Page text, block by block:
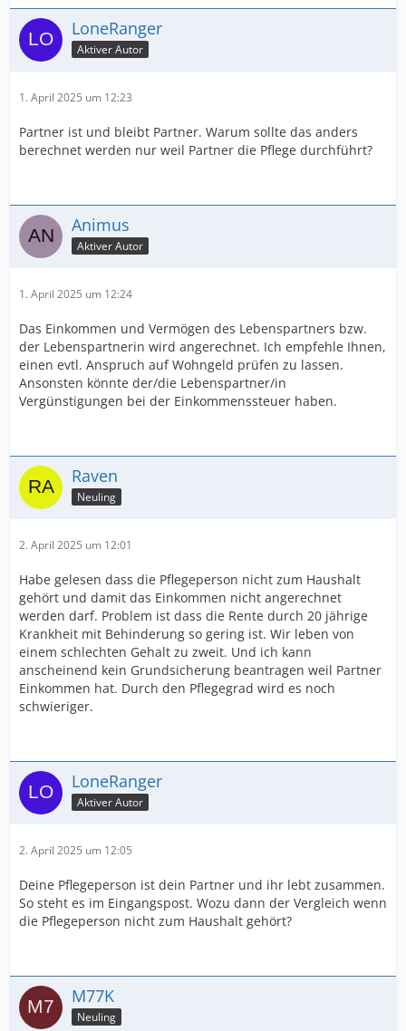
LoneRanger
Aktiver Autor
1. April 2025 um 12:23
Partner ist und bleibt Partner. Warum sollte das anders
berechnet werden nur weil Partner die Pflege durchführt?
Animus
Aktiver Autor
1. April 2025 um 12:24
Das Einkommen und Vermögen des Lebenspartners bzw.
der Lebenspartnerin wird angerechnet. Ich empfehle Ihnen,
einen evtl. Anspruch auf Wohngeld prüfen zu lassen.
Ansonsten könnte der/die Lebenspartner/in
Vergünstigungen bei der Einkommenssteuer haben.
Raven
Neuling
2. April 2025 um 12:01
Habe gelesen dass die Pflegeperson nicht zum Haushalt
gehört und damit das Einkommen nicht angerechnet
werden darf. Problem ist dass die Rente durch 20 jährige
Krankheit mit Behinderung so gering ist. Wir leben von
einem schlechten Gehalt zu zweit. Und ich kann
anscheinend kein Grundsicherung beantragen weil Partner
Einkommen hat. Durch den Pflegegrad wird es noch
schwieriger.
LoneRanger
Aktiver Autor
2. April 2025 um 12:05
Deine Pflegeperson ist dein Partner und ihr lebt zusammen.
So steht es im Eingangspost. Wozu dann der Vergleich wenn
die Pflegeperson nicht zum Haushalt gehört?
M77K
Neuling